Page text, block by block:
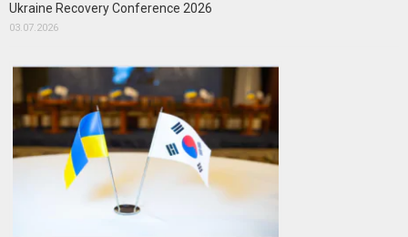
Ukraine Recovery Conference 2026
03.07.2026